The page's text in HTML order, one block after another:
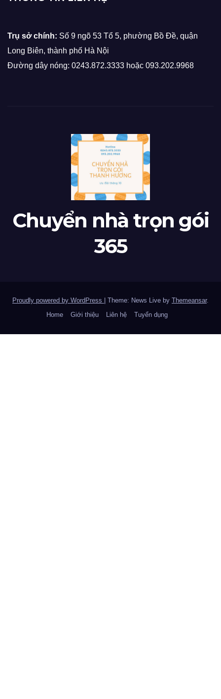
Trụ sở chính: Số 9 ngõ 53 Tổ 5, phường Bồ Đề, quận
Long Biên, thành phố Hà Nội
Đường dây nóng: 0243.872.3333 hoặc 093.202.9968
Chuyển nhà trọn gói
365
Proudly powered by WordPress Theme: News Live by Themeansar.
Home
Giới thiệu Liên hệ Tuyển dụng